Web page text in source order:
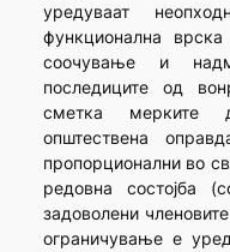
уредуваат
функционална
соочување и
последиците од
сметка мерките
општествена
пропорционални во
редовна состојба
задоволени
ограничување е